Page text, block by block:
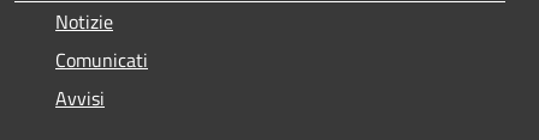
Notizie
Comunicati
Avvisi